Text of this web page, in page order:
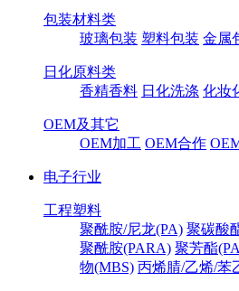
包装材料类
玻璃包装 塑料包装 金属
日化原料类
香精香料 日化洗涤 化妆
OEM及其它
OEM加工 OEM合作
电子行业
工程塑料
聚酰胺/尼龙(PA) 聚碳酸
聚酰胺(PARA) 聚芳酯
物(MBS) 丙烯腈/乙烯/苯